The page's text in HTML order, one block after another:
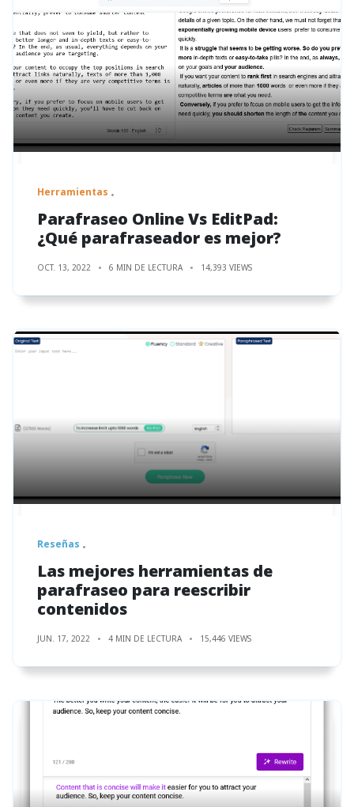
Herramientas
Parafraseo Online Vs EditPad:
¿Qué parafraseador es mejor?
OCT. 13, 2022 6 MIN DE LECTURA 14,393 VIEWS
Reseñas
Las mejores herramientas de
parafraseo para reescribir
contenidos
JUN. 17, 2022 4 MIN DE LECTURA 15,446 VIEWS